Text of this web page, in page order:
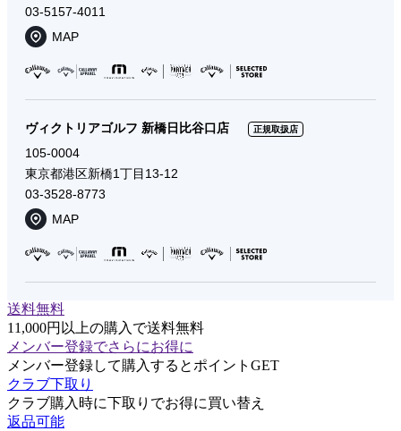
03-5157-4011
MAP
ヴィクトリアゴルフ 新橋日比谷口店 正規取扱店
105-0004
東京都港区新橋1丁目13-12
03-3528-8773
MAP
送料無料
11,000円以上の購入で送料無料
メンバー登録でさらにお得に
メンバー登録して購入するとポイントGET
クラブ下取り
クラブ購入時に下取りでお得に買い替え
返品可能